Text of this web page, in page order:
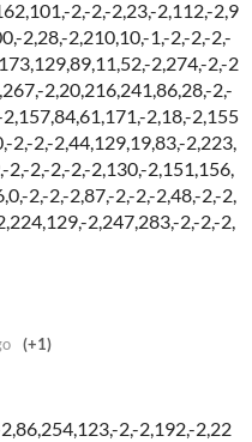
2,-2,-2,23,-2,112,-2,9
2,28,-2,210,10,-1,-2,-2,-2,-
2,274,-2,-2
2,20,216,241,86,28,-2,-
2,18,-2,155
2,-2,-2,44,129,19,83,-2,223,
2,-2,-2,-2,-2,130,-2,151,156,
2,-2,-2,87,-2,-2,-2,48,-2,-2,
2,247,283,-2,-2,-2,
(+1)
2,-2,192,-2,22